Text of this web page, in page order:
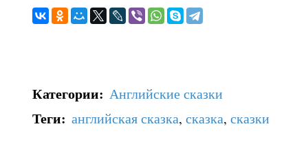
Категории: Английские сказки
Теги: английская сказка, сказка, сказки